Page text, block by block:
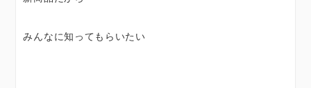
みんなに知ってもらいたい